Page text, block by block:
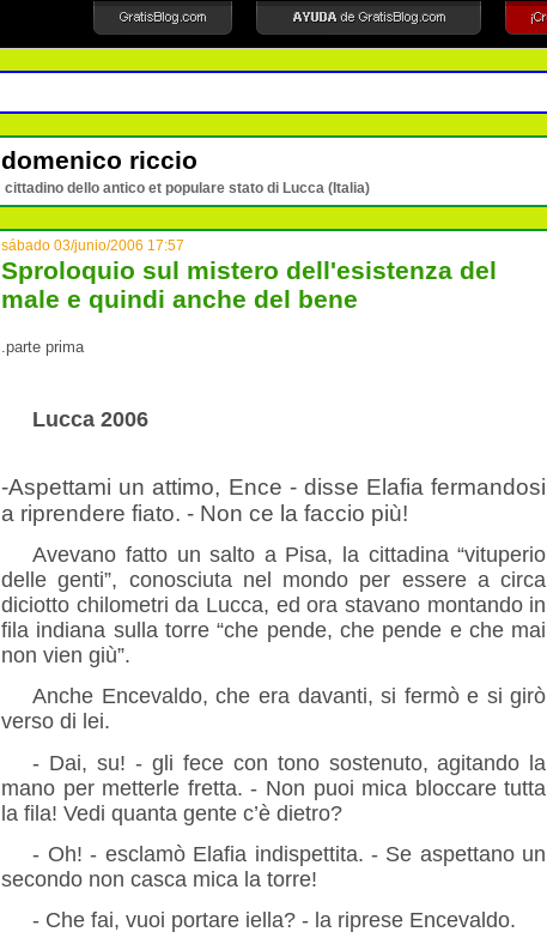
domenico riccio
cittadino dello antico et populare stato di Lucca (Italia)
sábado 03/junio/2006 17:57
Sproloquio sul mistero dell'esistenza del
male e quindi anche del bene
.parte prima
Lucca 2006
-Aspettami un attimo, Ence - disse Elafia fermandosi
a riprendere fiato. - Non ce la faccio più!
Avevano fatto un salto a Pisa, la cittadina “vituperio
delle genti”, conosciuta nel mondo per essere a circa
diciotto chilometri da Lucca, ed ora stavano montando in
fila indiana sulla torre “che pende, che pende e che mai
non vien giù”.
Anche Encevaldo, che era davanti, si fermò e si girò
verso di lei.
- Dai, su! - gli fece con tono sostenuto, agitando la
mano per metterle fretta. - Non puoi mica bloccare tutta
la fila! Vedi quanta gente c’è dietro?
- Oh! - esclamò Elafia indispettita. - Se aspettano un
secondo non casca mica la torre!
- Che fai, vuoi portare iella? - la riprese Encevaldo.